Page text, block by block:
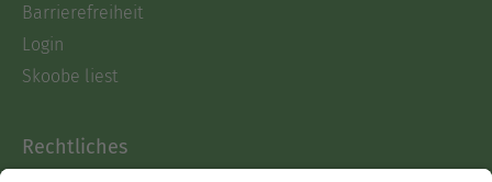
Barrierefreiheit
Login
Skoobe liest
Rechtliches